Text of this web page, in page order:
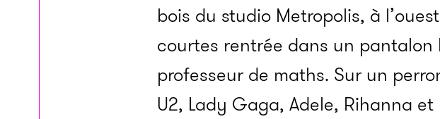
bois du studio Metropolis, à
courtes rentrée dans un
professeur de maths. Sur un
U2, Lady Gaga, Adele, Rihanna